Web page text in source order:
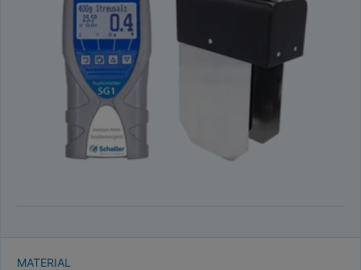
TROCKENSUBSTANZ
HEKTOLITERGEWICHT
SCHÜTTDICHTE
GEWICHT / MASSE
MATERIAL